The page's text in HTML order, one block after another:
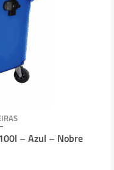
– Azul – Nobre